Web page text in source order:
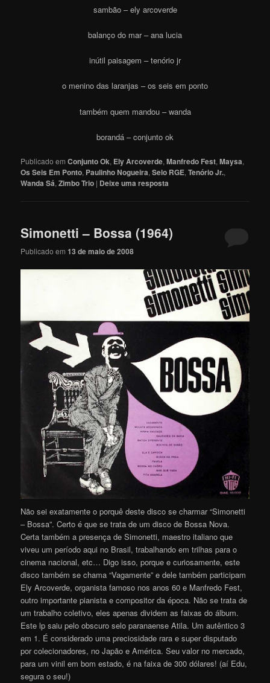
sambão – ely arcoverde
balanço do mar – ana lucia
inútil paisagem – tenório jr
o menino das laranjas – os seis em ponto
também quem mandou – wanda
borandá – conjunto ok
Publicado em Conjunto Ok, Ely Arcoverde,Manfredo Fest,Maysa,
Os Seis Em Ponto, Paulinho Nogueira,Selo RGE,Tenório Jr.,
Wanda Sá,Zimbo Trio | Deixe uma resposta
Simonetti – Bossa (1964)
Publicado em13 de maio de 2008
Não sei exatamente o porquê deste disco se charmar “Simonetti
– Bossa”. Certo é que se trata de um disco de Bossa Nova.
Certa também a presença de Simonetti, maestro italiano que
viveu um período aqui no Brasil, trabalhando em trilhas para o
cinema nacional, etc… Digo isso, porque e curiosamente, este
disco também se chama “Vagamente” e dele também participam
Ely Arcoverde, organista famoso nos anos 60 e Manfredo Fest,
outro importante pianista e compositor da época. Não se trata de
um trabalho coletivo, eles apenas dividem as faixas do álbum.
Este lp saiu pelo obscuro selo paranaense Atila. Um autêntico 3
em 1. É considerado uma preciosidade rara e super disputado
por colecionadores, no Japão e América. Seu valor no mercado,
para um vinil em bom estado, é na faixa de 300 dólares! (aí Edu,
segura o seu!)